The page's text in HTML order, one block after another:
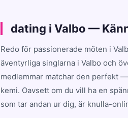
dating i Valbo —
Redo för passionerade möten i
äventyrliga singlarna i Valbo och
medlemmar matchar den perfekt
kemi. Oavsett om du vill ha en
som tar andan ur dig, är knulla-